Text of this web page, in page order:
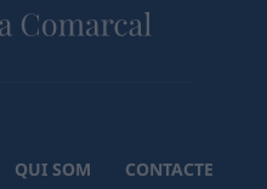
QUI SOM
CONTACTE